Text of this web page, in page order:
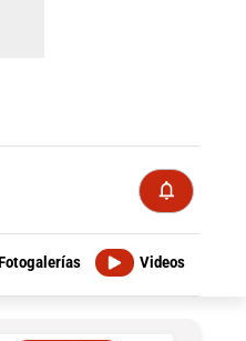
Videos